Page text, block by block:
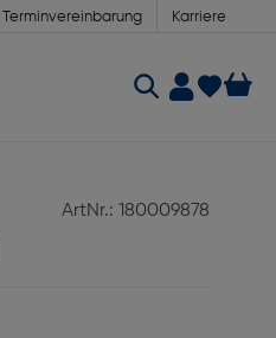
Terminvereinbarung Karriere
ArtNr.: 180009878